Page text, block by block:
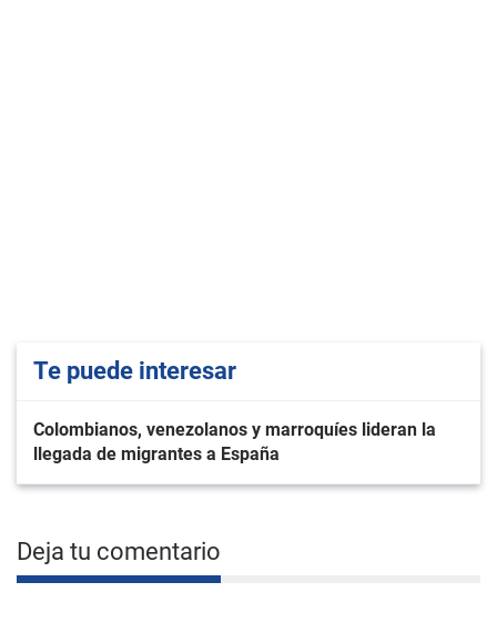
Te puede interesar
Colombianos, venezolanos y marroquíes lideran la
llegada de migrantes a España
Deja tu comentario